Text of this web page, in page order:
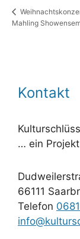
Mahling
Kontakt
… ein
66111
Telefon